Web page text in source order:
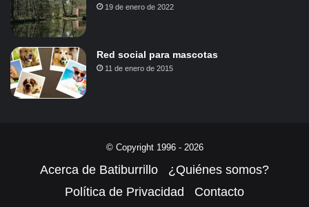
19 de enero de 2022
Red social para mascotas
11 de enero de 2015
© Copyright 1996 - 2026
Acerca de Batiburrillo
¿Quiénes somos?
Política de Privacidad
Contacto